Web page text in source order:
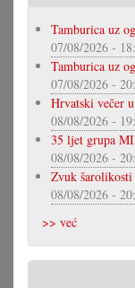
Tamburica uz
07/08/2026 -
Tamburica uz
07/08/2026 -
Hrvatski večer
08/08/2026 -
35 ljet grupa
08/08/2026 -
Zvuk šarolikosti
08/08/2026 -
>> već